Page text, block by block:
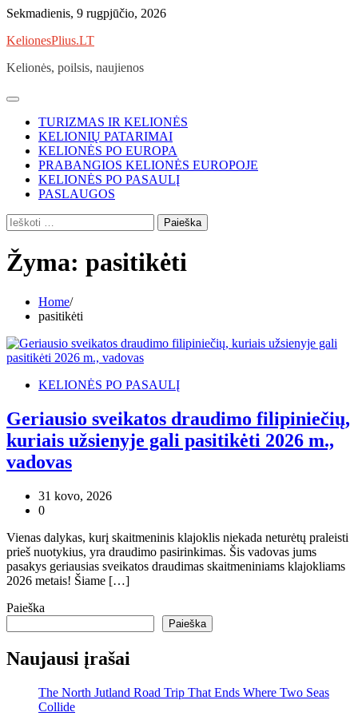
Skip
content
Sekmadienis, 9 rugpjūčio, 2026
KelionesPlius.LT
Kelionės, poilsis, naujienos
TURIZMAS IR KELIONĖS
KELIONIŲ PATARIMAI
KELIONĖS PO EUROPA
PRABANGIOS KELIONĖS EUROPOJE
KELIONĖS PO PASAULĮ
PASLAUGOS
Ieškoti:
Žyma: pasitikėti
Home
pasitikėti
KELIONĖS PO PASAULĮ
Geriausio sveikatos draudimo filipiniečių,
kuriais užsienyje gali pasitikėti 2026 m.,
vadovas
31 kovo, 2026
0
Vienas dalykas, kurį skaitmeninis klajoklis niekada neturėtų praleisti
prieš nuotykius, yra draudimo pasirinkimas. Šis vadovas jums
pasakys geriausias sveikatos draudimas skaitmeniniams klajokliams
2026 metais! Šiame […]
Paieška
Paieška
Naujausi įrašai
The North Jutland Road Trip That Ends Where Two Seas
Collide